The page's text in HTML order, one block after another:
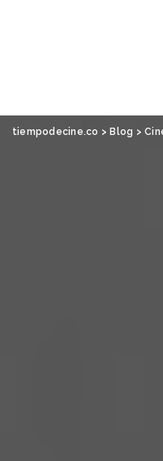
tiempodecine.co > Blog >